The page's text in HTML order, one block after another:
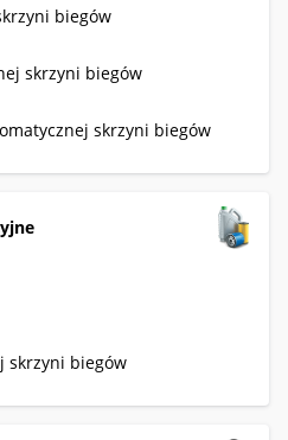
biegów
skrzyni biegów
skrzyni biegów
skrzyni biegów